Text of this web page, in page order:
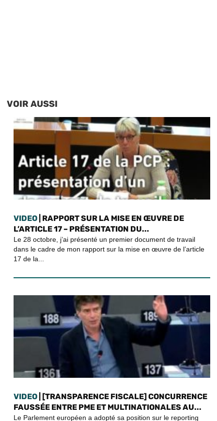
VOIR AUSSI
VIDEO | RAPPORT SUR LA MISE EN ŒUVRE DE
L’ARTICLE 17 – PRÉSENTATION DU...
Le 28 octobre, j’ai présenté un premier document de travail
dans le cadre de mon rapport sur la mise en œuvre de l’article
17 de la...
VIDEO | [TRANSPARENCE FISCALE] CONCURRENCE
FAUSSÉE ENTRE PME ET MULTINATIONALES AU...
Le Parlement européen a adopté sa position sur le reporting